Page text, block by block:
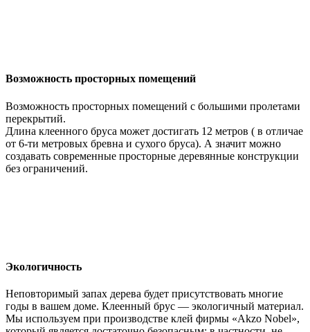
Возможность просторных помещений
Возможность просторных помещений с большими пролетами
перекрытий.
Длина клеенного бруса может достигать 12 метров ( в отличае
от 6-ти метровых бревна и сухого бруса). А значит можно
создавать современные просторные деревянные конструкции
без ограничений.
Экологичность
Неповторимый запах дерева будет присутствовать многие
годы в вашем доме. Клеенный брус — экологичный материал.
Мы используем при производстве клей фирмы «Akzo Nobel»,